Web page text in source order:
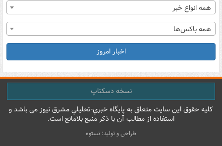
همه انواع خبر
همه باکس‌ها
اخبار امروز
نسخه دسکتاپ
کليه حقوق اين سايت متعلق به پایگاه خبري-تحليلي مشرق نيوز می باشد و
استفاده از مطالب آن با ذکر منبع بلامانع است.
طراحی و تولید: نستوه